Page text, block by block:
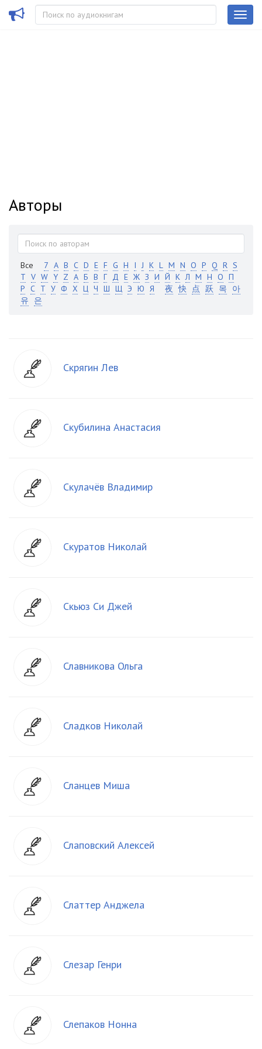
Авторы
Все 7 A B C D E F G H I J K L M N O P Q R S
T V W Y Z А Б В Г Д Е Ж З И Й К Л М Н О П
Р С Т У Ф Х Ц Ч Ш Щ Э Ю Я 夜 快 点 跃 목
아
유
은
Скрягин Лев
Скубилина Анастасия
Скулачёв Владимир
Скуратов Николай
Скьюз Си Джей
Славникова Ольга
Сладков Николай
Сланцев Миша
Слаповский Алексей
Слаттер Анджела
Слезар Генри
Слепаков Нонна